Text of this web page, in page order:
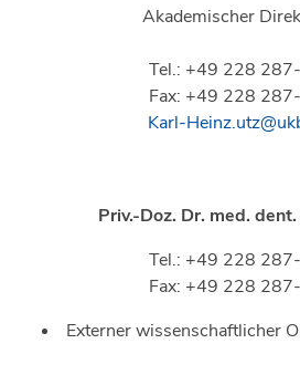
Akademischer
Tel.: +49 228
Fax: +49 228
Karl-
Priv.-Doz. Dr. med.
Tel.: +49 228
Fax: +49 228
Externer wissenschaftlicher